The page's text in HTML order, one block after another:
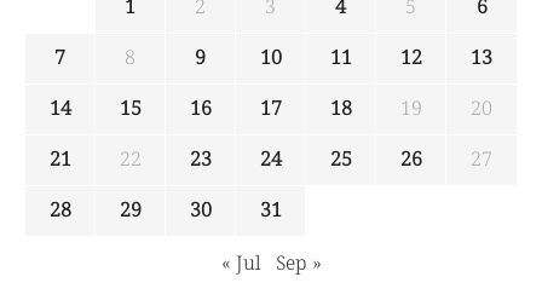
1 2 3 4 5
6
7
8 9 10 11 12
13
14
15 16 17 18 19
20
21
22 23 24 25 26
27
28
29 30
31
« Jul Sep »